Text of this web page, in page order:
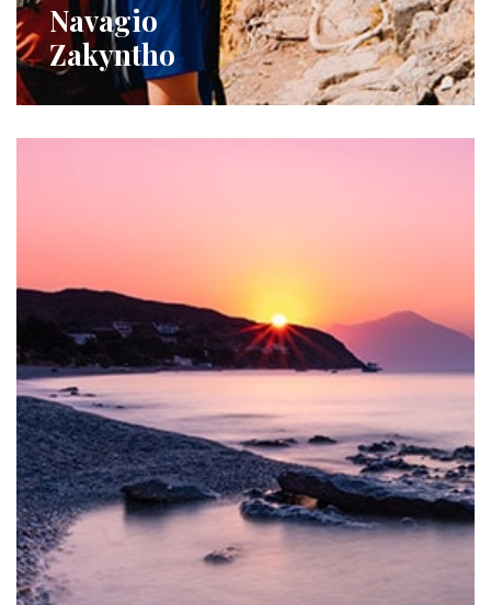
Navagio
Zakyntho